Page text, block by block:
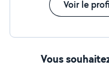
Drainage Tous nos devis sont gratuits et réalisés dans
les 48h. Secteur
Voir le
Vous